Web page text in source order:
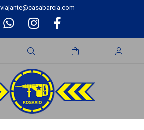
viajante@casabarcia.com